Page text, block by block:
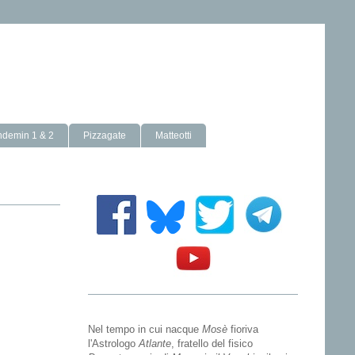
1 & 2 Pizzagate Matteotti
Nel tempo in cui nacque Mosè fioriva
l'Astrologo Atlante , fratello del fisico